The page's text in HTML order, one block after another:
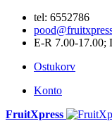
tel: 6552786
E-R 7.00-17.00;
Ostukorv
Konto
FruitXpress